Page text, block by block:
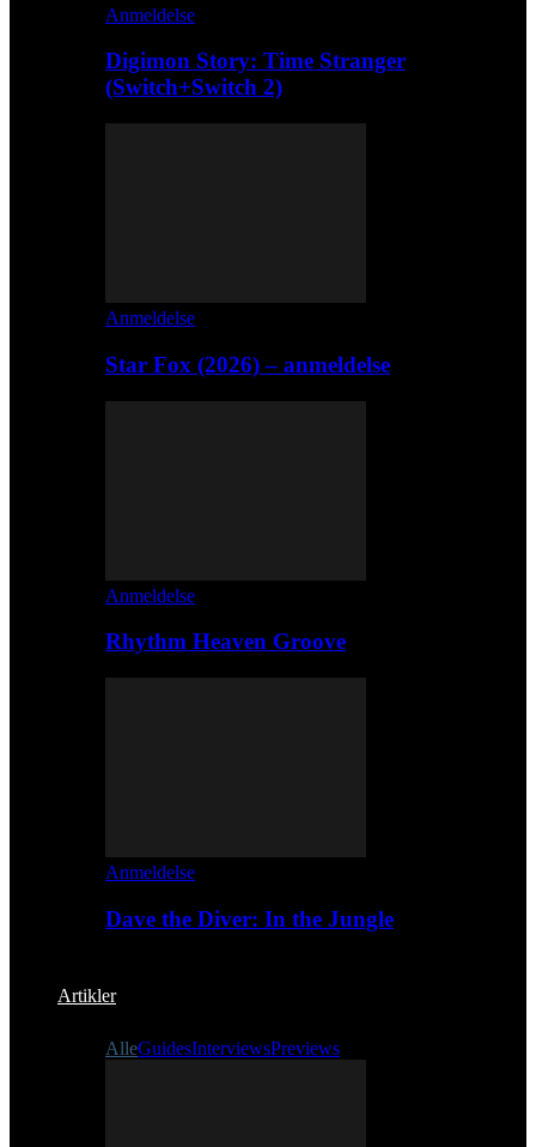
Anmeldelse
Digimon Story: Time Stranger
(Switch+Switch 2)
Anmeldelse
Star Fox (2026) – anmeldelse
Anmeldelse
Rhythm Heaven Groove
Anmeldelse
Dave the Diver: In the Jungle
Artikler
AlleGuidesInterviewsPreviews